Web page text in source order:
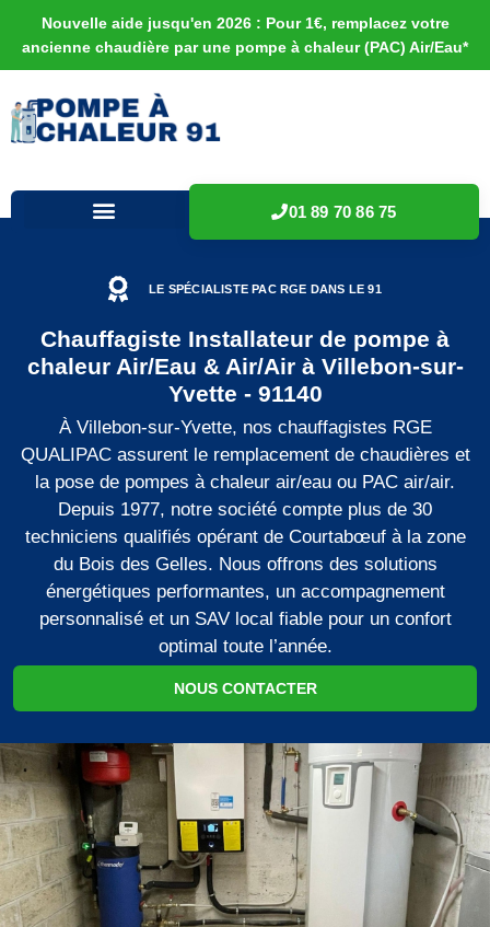
Nouvelle aide jusqu'en 2026 : Pour 1€, remplacez votre
ancienne chaudière par une pompe à chaleur (PAC) Air/Eau*
01 89 70 86 75
LE SPÉCIALISTE PAC RGE DANS LE 91
Chauffagiste Installateur de pompe à
chaleur Air/Eau & Air/Air à Villebon-sur-
Yvette - 91140
À Villebon-sur-Yvette, nos chauffagistes RGE
QUALIPAC assurent le remplacement de chaudières et
la pose de pompes à chaleur air/eau ou PAC air/air.
Depuis 1977, notre société compte plus de 30
techniciens qualifiés opérant de Courtabœuf à la zone
du Bois des Gelles. Nous offrons des solutions
énergétiques performantes, un accompagnement
personnalisé et un SAV local fiable pour un confort
optimal toute l’année.
NOUS CONTACTER